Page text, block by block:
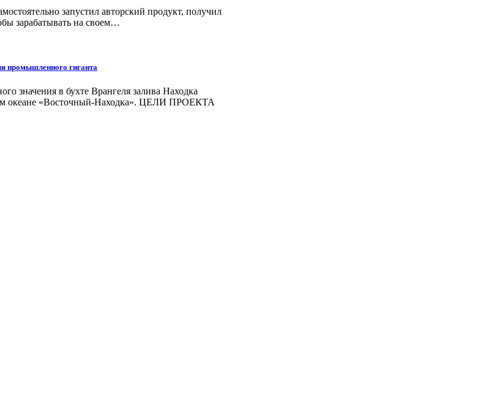
запустил авторский продукт, получил
зарабатывать на своем…
промышленного гиганта
значения в бухте Врангеля залива Находка
океане «Восточный-Находка». ЦЕЛИ ПРОЕКТА